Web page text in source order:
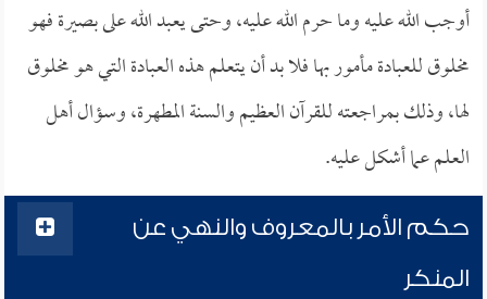
أوجب الله عليه وما حرم الله عليه، وحتى يعبد الله على بصيرة فهو
مخلوق للعبادة مأمور بها فلا بد أن يتعلم هذه العبادة التي هو مخلوق
لها، وذلك بمراجعته للقرآن العظيم والسنة المطهرة، وسؤال أهل
العلم عما أشكل عليه.
حكم الأمر بالمعروف والنهي عن
المنكر